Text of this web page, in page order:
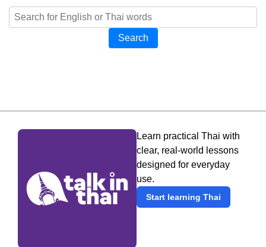
Search
Learn practical Thai with
clear, real-world lessons
designed for everyday
use.
Start learning Thai